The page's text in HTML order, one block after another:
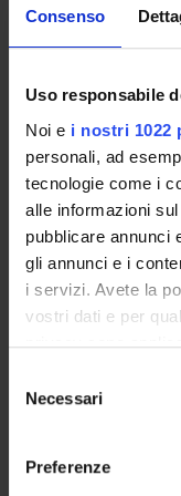
Consenso
Uso responsabile
Noi e i nostri 1022
personali, ad
tecnologie come i
alle informazioni
pubblicare annunci
gli annunci e i
i servizi. Avete la
vostri dati e per
privacy sono
modificare o
momento dalla
delNecessari
Preferenze
Università di Verona
Università di Verona
SECTIONS
Lettere
PUBLICATIONS
TITLE
Per Giovanni
Ritorno sul
Una lettera di